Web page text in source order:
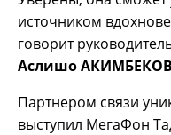
источником
говорит
Аслишо АКИМБЕКОВ
Партнером связи
выступил МегаФон